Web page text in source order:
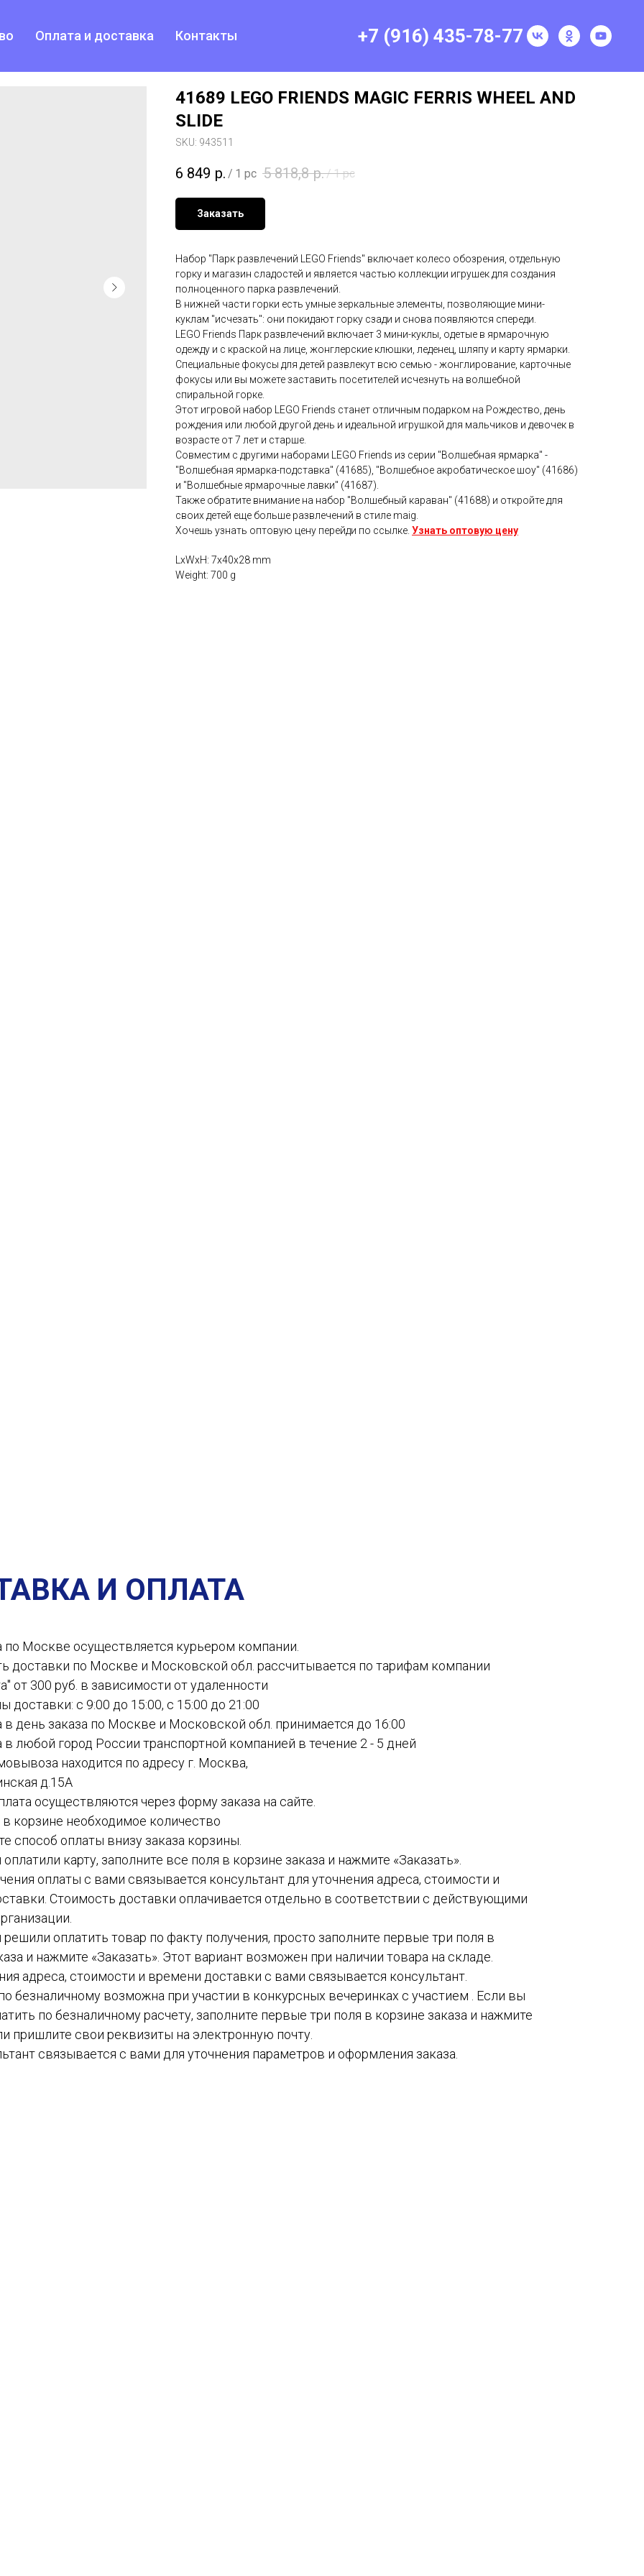
Оплата и доставка Контакты +7 (916) 435-78-77
41689 LEGO FRIENDS MAGIC FERRIS WHEEL AND
SLIDE
SKU: 943511
6 849 р. / 1 pc 5 818,8 р./1 pc
Заказать
Набор "Парк развлечений LEGO Friends" включает колесо обозрения, отдельную
горку и магазин сладостей и является частью коллекции игрушек для создания
полноценного парка развлечений.
В нижней части горки есть умные зеркальные элементы, позволяющие мини-
куклам "исчезать": они покидают горку сзади и снова появляются спереди.
LEGO Friends Парк развлечений включает 3 мини-куклы, одетые в ярмарочную
одежду и с краской на лице, жонглерские клюшки, леденец, шляпу и карту ярмарки.
Специальные фокусы для детей развлекут всю семью - жонглирование, карточные
фокусы или вы можете заставить посетителей исчезнуть на волшебной
спиральной горке.
Этот игровой набор LEGO Friends станет отличным подарком на Рождество, день
рождения или любой другой день и идеальной игрушкой для мальчиков и девочек в
возрасте от 7 лет и старше.
Совместим с другими наборами LEGO Friends из серии "Волшебная ярмарка" -
"Волшебная ярмарка-подставка" (41685), "Волшебное акробатическое шоу" (41686)
и "Волшебные ярмарочные лавки" (41687).
Также обратите внимание на набор "Волшебный караван" (41688) и откройте для
своих детей еще больше развлечений в стиле maig.
Хочешь узнать оптовую цену перейди по ссылке. Узнать оптовую цену
LxWxH: 7x40x28 mm
Weight: 700 g
И ОПЛАТА
по Москве осуществляется курьером компании.
доставки по Москве и Московской обл. рассчитывается по тарифам компании
от 300 руб. в зависимости от удаленности
доставки: с 9:00 до 15:00, с 15:00 до 21:00
в день заказа по Москве и Московской обл. принимается до 16:00
в любой город России транспортной компанией в течение 2 - 5 дней
находится по адресу г. Москва,
д.15А
осуществляются через форму заказа на сайте.
в корзине необходимое количество
способ оплаты внизу заказа корзины.
карту, заполните все поля в корзине заказа и нажмите «Заказать».
оплаты с вами связывается консультант для уточнения адреса, стоимости и
Стоимость доставки оплачивается отдельно в соответствии с действующими
решили оплатить товар по факту получения, просто заполните первые три поля в
и нажмите «Заказать». Этот вариант возможен при наличии товара на складе.
адреса, стоимости и времени доставки с вами связывается консультант.
безналичному возможна при участии в конкурсных вечеринках с участием . Если вы
по безналичному расчету, заполните первые три поля в корзине заказа и нажмите
пришлите свои реквизиты на электронную почту.
связывается с вами для уточнения параметров и оформления заказа.